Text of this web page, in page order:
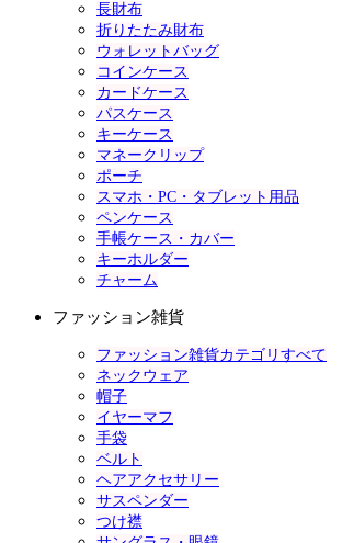
長財布
折りたたみ財布
ウォレットバッグ
コインケース
カードケース
パスケース
キーケース
マネークリップ
ポーチ
スマホ・PC・タブレット用品
ペンケース
手帳ケース・カバー
キーホルダー
チャーム
ファッション雑貨
ファッション雑貨カテゴリすべて
ネックウェア
帽子
イヤーマフ
手袋
ベルト
ヘアアクセサリー
サスペンダー
つけ襟